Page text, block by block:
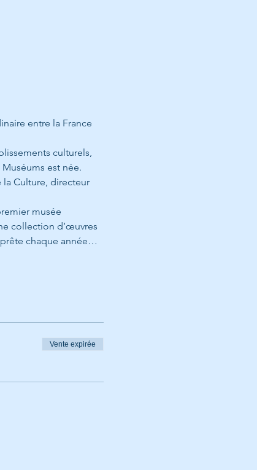
entre la France
culturels,
est née.
la Culture, directeur
musée
collection d’œuvres
prête chaque année…
Vente expirée